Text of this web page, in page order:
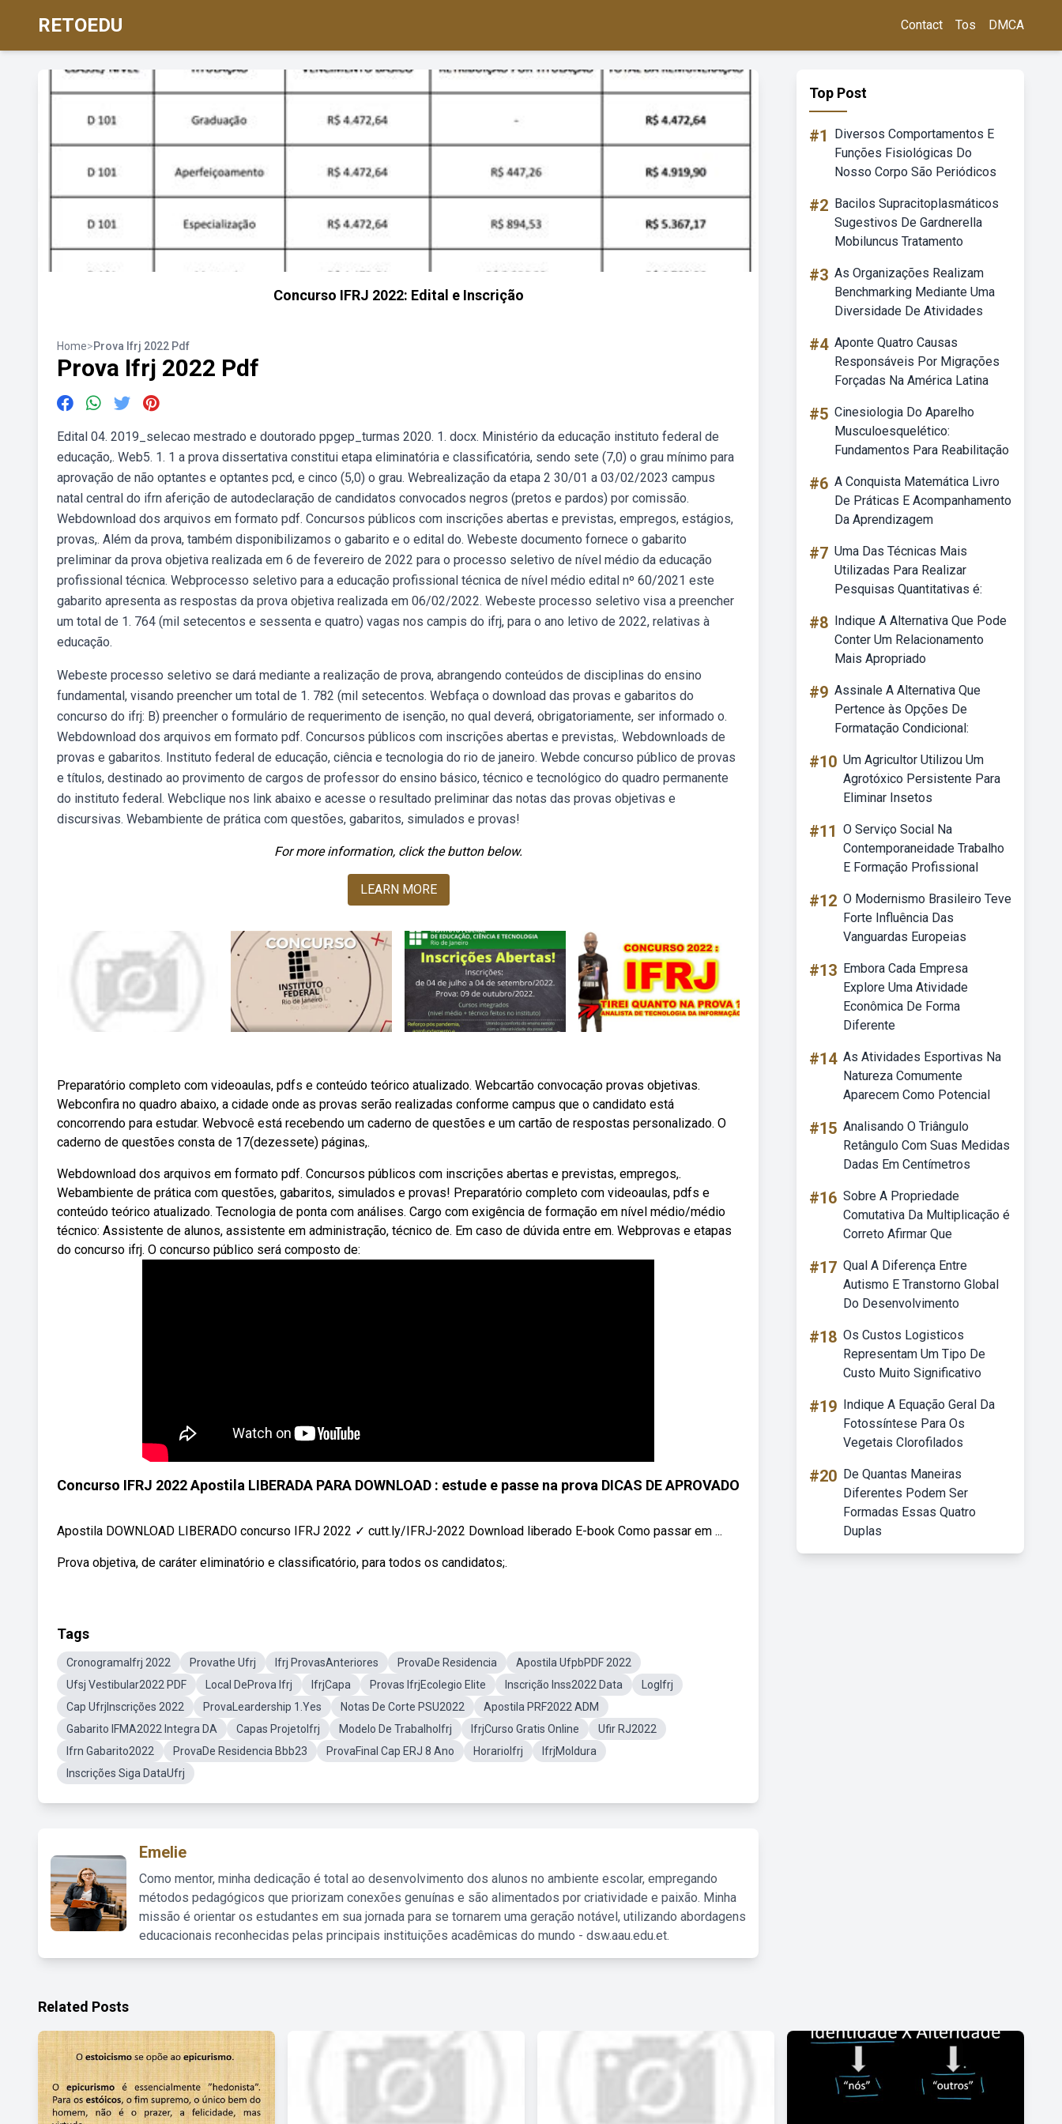
RETOEDU Contact Tos DMCA
Concurso IFRJ 2022: Edital e Inscrição
Home>Prova Ifrj 2022 Pdf
Prova Ifrj 2022 Pdf
Edital 04. 2019_selecao mestrado e doutorado ppgep_turmas 2020. 1. docx. Ministério da educação instituto federal de
educação,. Web5. 1. 1 a prova dissertativa constitui etapa eliminatória e classificatória, sendo sete (7,0) o grau mínimo para
aprovação de não optantes e optantes pcd, e cinco (5,0) o grau. Webrealização da etapa 2 30/01 a 03/02/2023 campus
natal central do ifrn aferição de autodeclaração de candidatos convocados negros (pretos e pardos) por comissão.
Webdownload dos arquivos em formato pdf. Concursos públicos com inscrições abertas e previstas, empregos, estágios,
provas,. Além da prova, também disponibilizamos o gabarito e o edital do. Webeste documento fornece o gabarito
preliminar da prova objetiva realizada em 6 de fevereiro de 2022 para o processo seletivo de nível médio da educação
profissional técnica. Webprocesso seletivo para a educação profissional técnica de nível médio edital nº 60/2021 este
gabarito apresenta as respostas da prova objetiva realizada em 06/02/2022. Webeste processo seletivo visa a preencher
um total de 1. 764 (mil setecentos e sessenta e quatro) vagas nos campis do ifrj, para o ano letivo de 2022, relativas à
educação.
Webeste processo seletivo se dará mediante a realização de prova, abrangendo conteúdos de disciplinas do ensino
fundamental, visando preencher um total de 1. 782 (mil setecentos. Webfaça o download das provas e gabaritos do
concurso do ifrj: B) preencher o formulário de requerimento de isenção, no qual deverá, obrigatoriamente, ser informado o.
Webdownload dos arquivos em formato pdf. Concursos públicos com inscrições abertas e previstas,. Webdownloads de
provas e gabaritos. Instituto federal de educação, ciência e tecnologia do rio de janeiro. Webde concurso público de provas
e títulos, destinado ao provimento de cargos de professor do ensino básico, técnico e tecnológico do quadro permanente
do instituto federal. Webclique nos link abaixo e acesse o resultado preliminar das notas das provas objetivas e
discursivas. Webambiente de prática com questões, gabaritos, simulados e provas!
For more information, click the button below.
LEARN MORE
Preparatório completo com videoaulas, pdfs e conteúdo teórico atualizado. Webcartão convocação provas objetivas.
Webconfira no quadro abaixo, a cidade onde as provas serão realizadas conforme campus que o candidato está
concorrendo para estudar. Webvocê está recebendo um caderno de questões e um cartão de respostas personalizado. O
caderno de questões consta de 17(dezessete) páginas,.
Webdownload dos arquivos em formato pdf. Concursos públicos com inscrições abertas e previstas, empregos,.
Webambiente de prática com questões, gabaritos, simulados e provas! Preparatório completo com videoaulas, pdfs e
conteúdo teórico atualizado. Tecnologia de ponta com análises. Cargo com exigência de formação em nível médio/médio
técnico: Assistente de alunos, assistente em administração, técnico de. Em caso de dúvida entre em. Webprovas e etapas
do concurso ifrj. O concurso público será composto de:
Concurso IFRJ 2022 Apostila LIBERADA PARA DOWNLOAD : estude e passe na prova DICAS DE APROVADO
Apostila DOWNLOAD LIBERADO concurso IFRJ 2022 ✓ cutt.ly/IFRJ-2022 Download liberado E-book Como passar em ...
Prova objetiva, de caráter eliminatório e classificatório, para todos os candidatos;.
Tags
CronogramaIfrj 2022 Provathe Ufrj Ifrj ProvasAnteriores ProvaDe Residencia
Apostila UfpbPDF 2022
Ufsj Vestibular2022 PDF
Local DeProva Ifrj IfrjCapa Provas IfrjEcolegio Elite Inscrição Inss2022 Data
LogIfrj
Cap UfrjInscrições 2022
ProvaLeardership 1.Yes Notas De Corte PSU2022
Apostila PRF2022 ADM
Gabarito IFMA2022 Integra DA
Capas ProjetoIfrj Modelo De TrabalhoIfrj IfrjCurso Gratis Online
Ufir RJ2022
Ifrn Gabarito2022
ProvaDe Residencia Bbb23 ProvaFinal Cap ERJ 8 Ano HorarioIfrj
IfrjMoldura
Inscrições Siga DataUfrj
Emelie
Como mentor, minha dedicação é total ao desenvolvimento dos alunos no ambiente escolar, empregando
métodos pedagógicos que priorizam conexões genuínas e são alimentados por criatividade e paixão. Minha
missão é orientar os estudantes em sua jornada para se tornarem uma geração notável, utilizando abordagens
educacionais reconhecidas pelas principais instituições acadêmicas do mundo - dsw.aau.edu.et.
Top Post
#1
Diversos Comportamentos E
Funções Fisiológicas Do
Nosso Corpo São Periódicos
#2 Bacilos Supracitoplasmáticos
Sugestivos De Gardnerella
Mobiluncus Tratamento
#3 As Organizações Realizam
Benchmarking Mediante Uma
Diversidade De Atividades
#4 Aponte Quatro Causas
Responsáveis Por Migrações
Forçadas Na América Latina
#5 Cinesiologia Do Aparelho
Musculoesquelético:
Fundamentos Para Reabilitação
#6 A Conquista Matemática Livro
De Práticas E Acompanhamento
Da Aprendizagem
#7 Uma Das Técnicas Mais
Utilizadas Para Realizar
Pesquisas Quantitativas é:
#8 Indique A Alternativa Que Pode
Conter Um Relacionamento
Mais Apropriado
#9 Assinale A Alternativa Que
Pertence às Opções De
Formatação Condicional:
#10 Um Agricultor Utilizou Um
Agrotóxico Persistente Para
Eliminar Insetos
#11 O Serviço Social Na
Contemporaneidade Trabalho
E Formação Profissional
#12 O Modernismo Brasileiro Teve
Forte Influência Das
Vanguardas Europeias
#13 Embora Cada Empresa
Explore Uma Atividade
Econômica De Forma
Diferente
#14 As Atividades Esportivas Na
Natureza Comumente
Aparecem Como Potencial
#15 Analisando O Triângulo
Retângulo Com Suas Medidas
Dadas Em Centímetros
#16 Sobre A Propriedade
Comutativa Da Multiplicação é
Correto Afirmar Que
#17 Qual A Diferença Entre
Autismo E Transtorno Global
Do Desenvolvimento
#18 Os Custos Logisticos
Representam Um Tipo De
Custo Muito Significativo
#19 Indique A Equação Geral Da
Fotossíntese Para Os
Vegetais Clorofilados
#20 De Quantas Maneiras
Diferentes Podem Ser
Formadas Essas Quatro
Duplas
Related Posts